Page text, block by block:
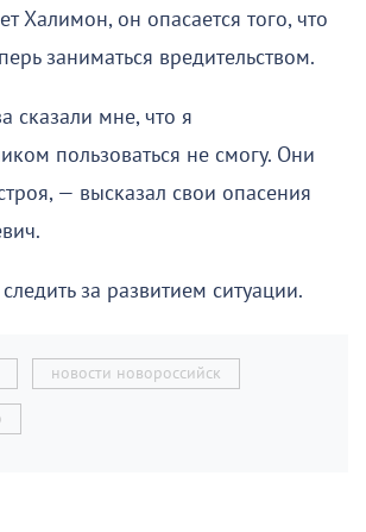
Халимон, он опасается того, что
заниматься вредительством.
сказали мне, что я
пользоваться не смогу. Они
— высказал свои опасения
за развитием ситуации.
новости новороссийск